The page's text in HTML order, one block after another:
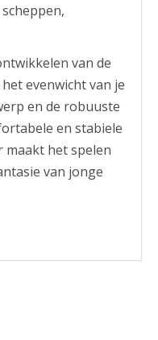
van de
evenwicht van je
en de robuuste
en stabiele
maakt het spelen
van jonge